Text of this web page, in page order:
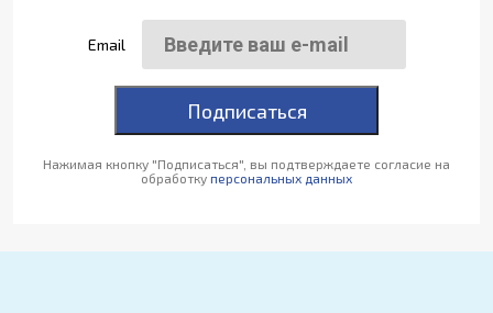
Email
Подписаться
Нажимая кнопку "Подписаться", вы подтверждаете согласие на
обработку персональных данных